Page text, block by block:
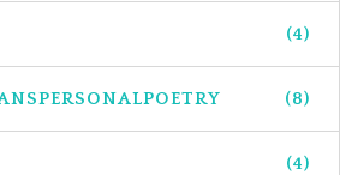
(4)
(8)
(4)